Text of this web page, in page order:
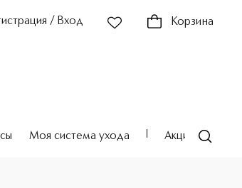
/ Вход Корзина
Моя система ухода Акции